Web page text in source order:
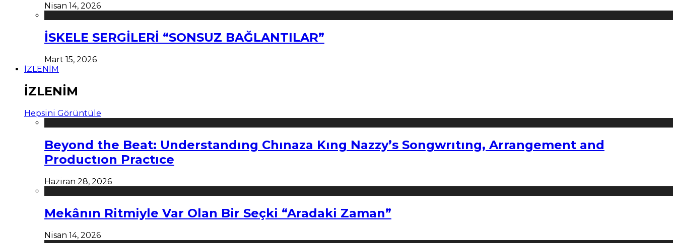
Nisan 14, 2026
İSKELE SERGİLERİ “SONSUZ BAĞLANTILAR”
Mart 15, 2026
İZLENİM
İZLENİM
Hepsini Görüntüle
Beyond the Beat: Understandıng Chınaza Kıng Nazzy’s Songwrıtıng, Arrangement and
Productıon Practıce
Haziran 28, 2026
Mekânın Ritmiyle Var Olan Bir Seçki “Aradaki Zaman”
Nisan 14, 2026